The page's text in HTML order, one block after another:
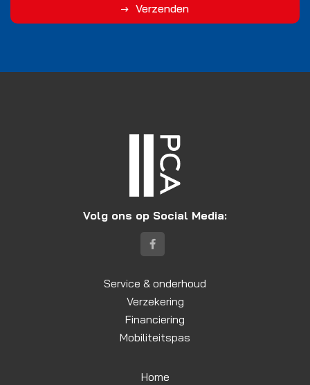
Verzenden
Volg ons op Social Media:
Service & onderhoud
Verzekering
Financiering
Mobiliteitspas
Home